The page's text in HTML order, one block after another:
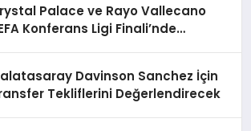
Palace ve Rayo Vallecano
Konferans Ligi Finali’nde
Davinson Sanchez İçin
Tekliflerini Değerlendirecek